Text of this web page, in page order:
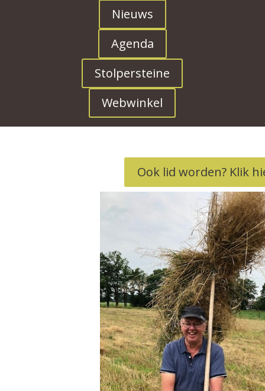
Nieuws
Agenda
Stolpersteine
Webwinkel
Ook lid worden? Klik